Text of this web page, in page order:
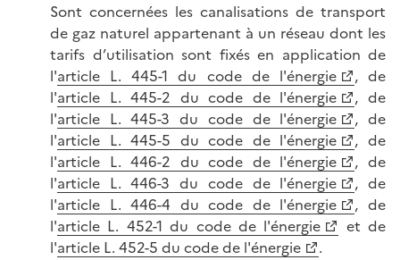
Sont concernées les canalisations de transport
de gaz naturel appartenant à un réseau dont les
tarifs d’utilisation sont fixés en application de
l'article L. 445-1 du code de l'énergie
, de
l'article L. 445-2 du code de l'énergie
, de
l'article L. 445-3 du code de l'énergie
, de
l'article L. 445-5 du code de l'énergie
, de
l'article L. 446-2 du code de l'énergie
, de
l'article L. 446-3 du code de l'énergie
, de
l'article L. 446-4 du code de l'énergie
, de
l'article L. 452-1 du code de l'énergie
et de
l'article L. 452-5 du code de l'énergie
.